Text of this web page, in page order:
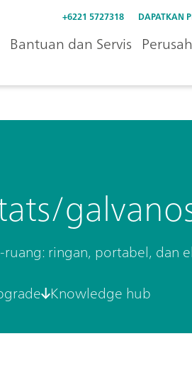
+6221 5727318 DAPATKAN
Bantuan dan Servis
ringan, portabel, dan
Knowledge hub